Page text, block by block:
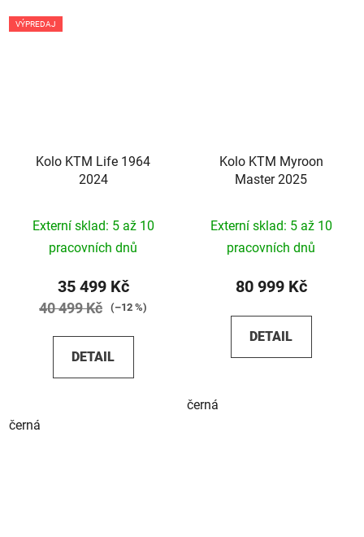
VÝPREDAJ
Kolo KTM Life 1964
2024
Externí sklad: 5 až 10
pracovních dnů
35 499 Kč
40 499 Kč (–12 %)
DETAIL
černá
Kolo KTM Myroon
Master 2025
Externí sklad: 5 až 10
pracovních dnů
80 999 Kč
DETAIL
černá